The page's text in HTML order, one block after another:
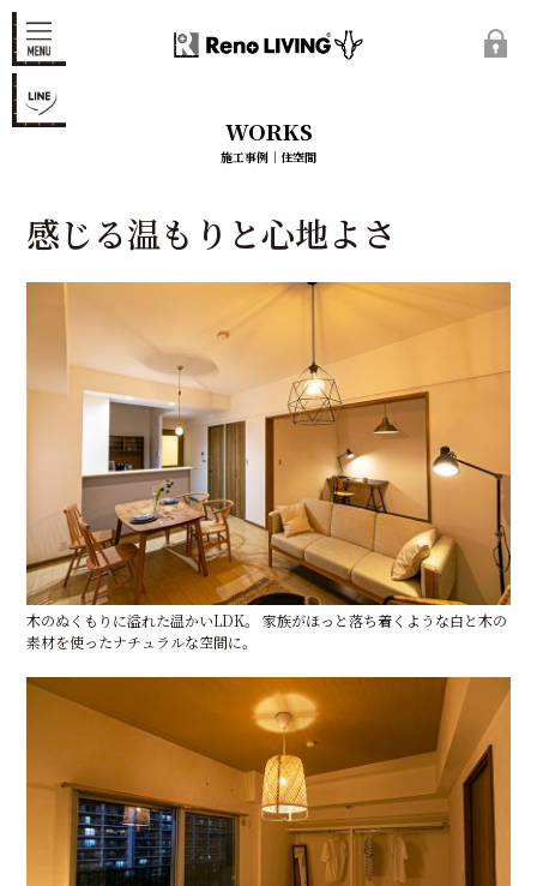
WORKS
施工事例｜住空間
感じる温もりと心地よさ
木のぬくもりに溢れた温かいLDK。 家族がほっと落ち着くような白と木の
素材を使ったナチュラルな空間に。